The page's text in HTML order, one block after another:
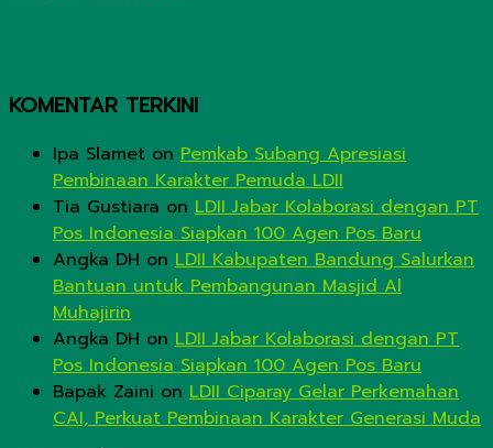
KOMENTAR TERKINI
Ipa Slamet on Pemkab Subang Apresiasi
Pembinaan Karakter Pemuda LDII
Tia Gustiara on LDII Jabar Kolaborasi dengan PT
Pos Indonesia Siapkan 100 Agen Pos Baru
Angka DH on LDII Kabupaten Bandung Salurkan
Bantuan untuk Pembangunan Masjid Al
Muhajirin
Angka DH on LDII Jabar Kolaborasi dengan PT
Pos Indonesia Siapkan 100 Agen Pos Baru
Bapak Zaini on LDII Ciparay Gelar Perkemahan
CAI, Perkuat Pembinaan Karakter Generasi Muda